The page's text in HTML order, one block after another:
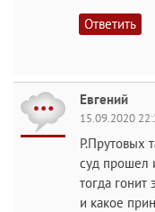
Ответить
Евгений
15.09.2020
Р.Прутовых
суд прошел
тогда гонит
и какое